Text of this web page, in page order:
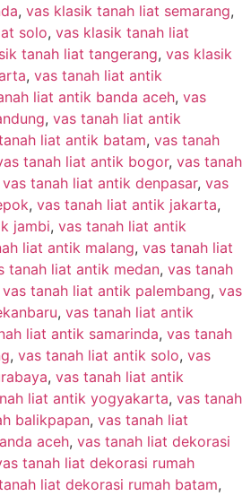
, vas klasik tanah liat semarang,
solo, vas klasik tanah liat
tanah liat tangerang, vas klasik
, vas tanah liat antik
liat antik banda aceh, vas
, vas tanah liat antik
liat antik batam, vas tanah
tanah liat antik bogor, vas tanah
vas tanah liat antik denpasar, vas
, vas tanah liat antik jakarta,
jambi, vas tanah liat antik
liat antik malang, vas tanah liat
tanah liat antik medan, vas tanah
vas tanah liat antik palembang, vas
, vas tanah liat antik
liat antik samarinda, vas tanah
, vas tanah liat antik solo, vas
, vas tanah liat antik
liat antik yogyakarta, vas tanah
balikpapan, vas tanah liat
aceh, vas tanah liat dekorasi
tanah liat dekorasi rumah
liat dekorasi rumah batam,